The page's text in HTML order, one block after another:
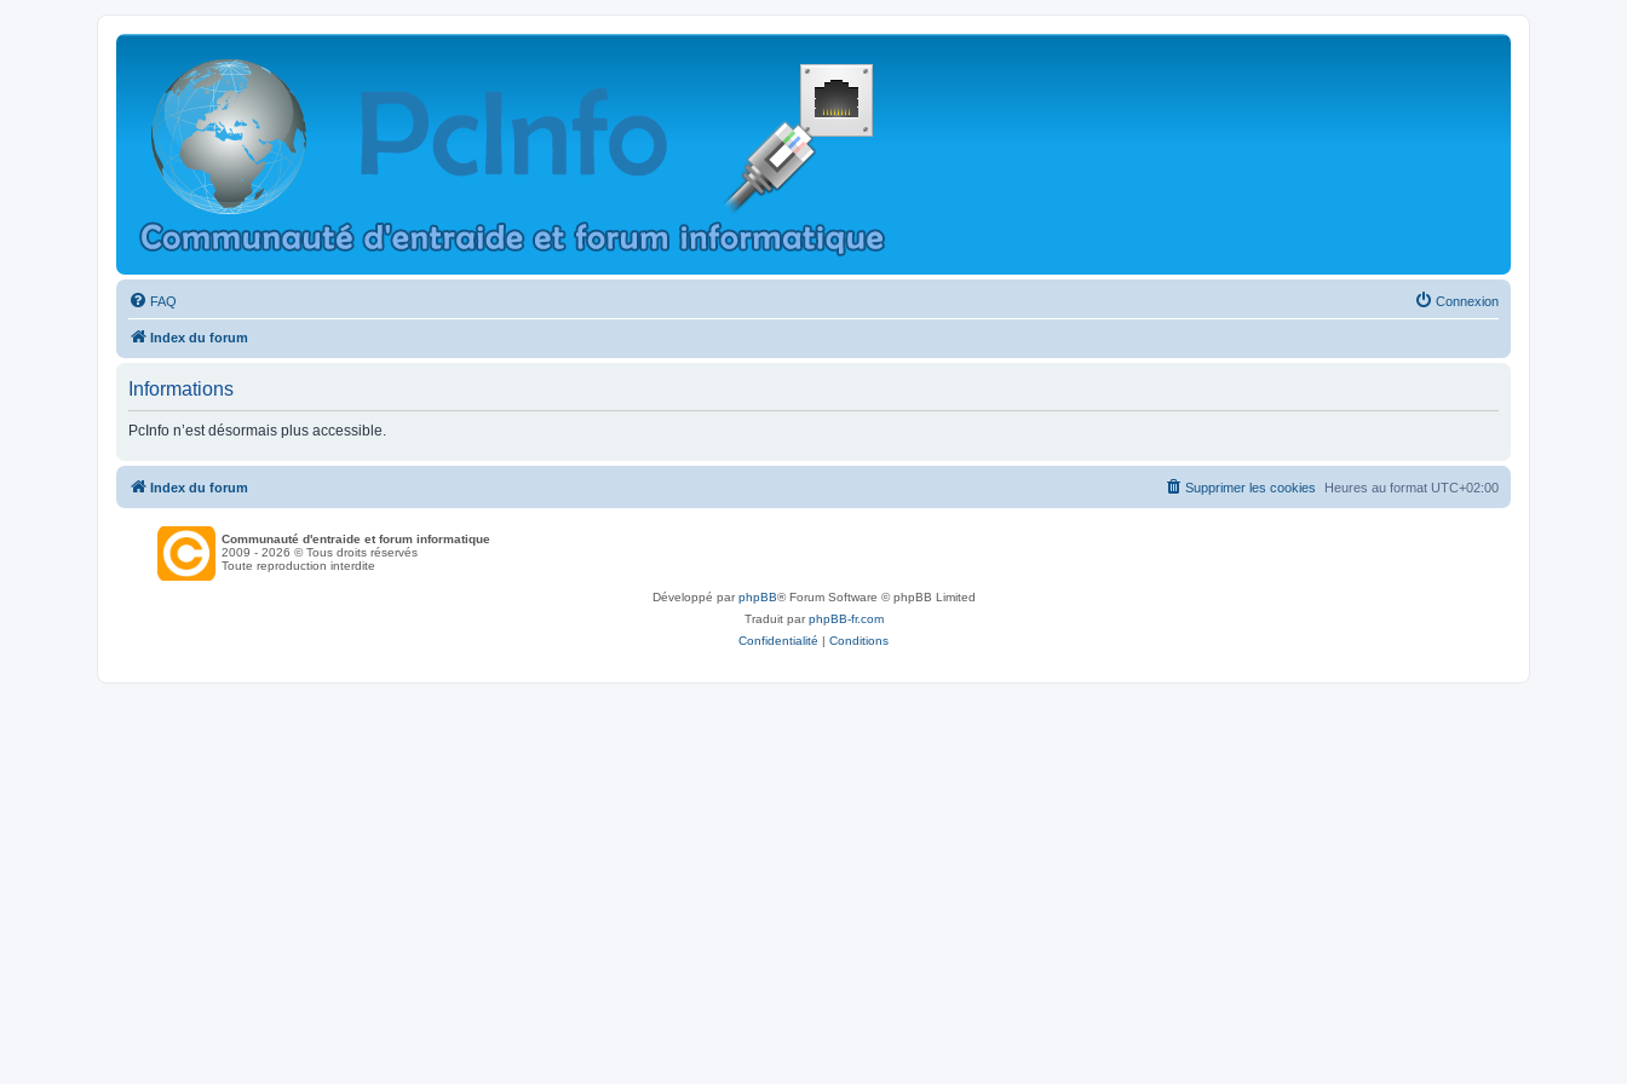
FAQ Connexion
Index du forum
Informations
PcInfo n’est désormais plus accessible.
Index du forum Heures au format UTC+02:00
Supprimer les cookies
Communauté d'entraide et forum informatique
2009 - 2026 © Tous droits réservés
Toute reproduction interdite
Développé parphpBB® Forum Software © phpBB Limited
Traduit parphpBB-fr.com
Confidentialité | Conditions